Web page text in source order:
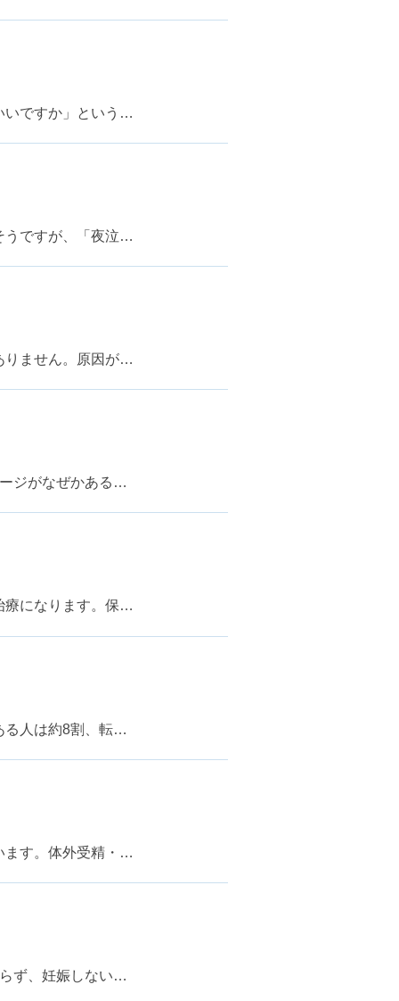
いですか」という…
うですが、「夜泣…
りません。原因が…
ジがなぜかある…
療になります。保…
る人は約8割、転…
ます。体外受精・…
ず、妊娠しない…